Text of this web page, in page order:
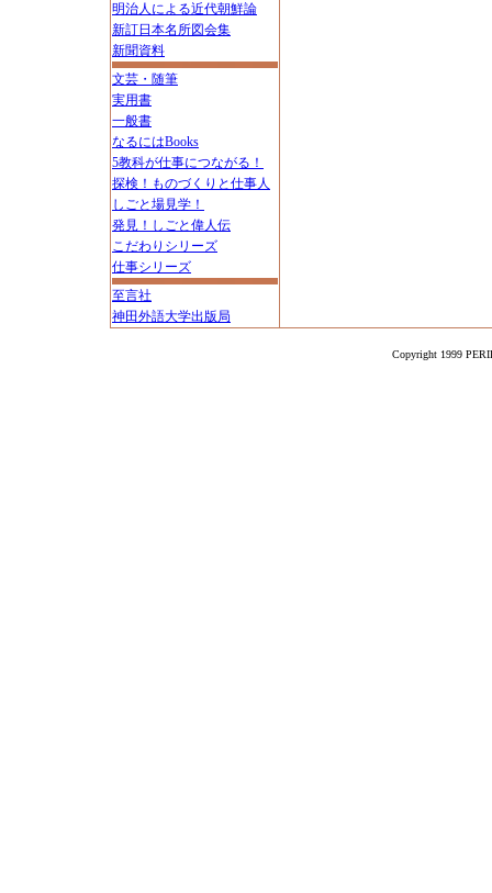
明治人による近代朝鮮論
新訂日本名所図会集
新聞資料
文芸・随筆
実用書
一般書
なるにはBooks
5教科が仕事につながる！
探検！ものづくりと仕事人
しごと場見学！
発見！しごと偉人伝
こだわりシリーズ
仕事シリーズ
至言社
神田外語大学出版局
Copyright 1999